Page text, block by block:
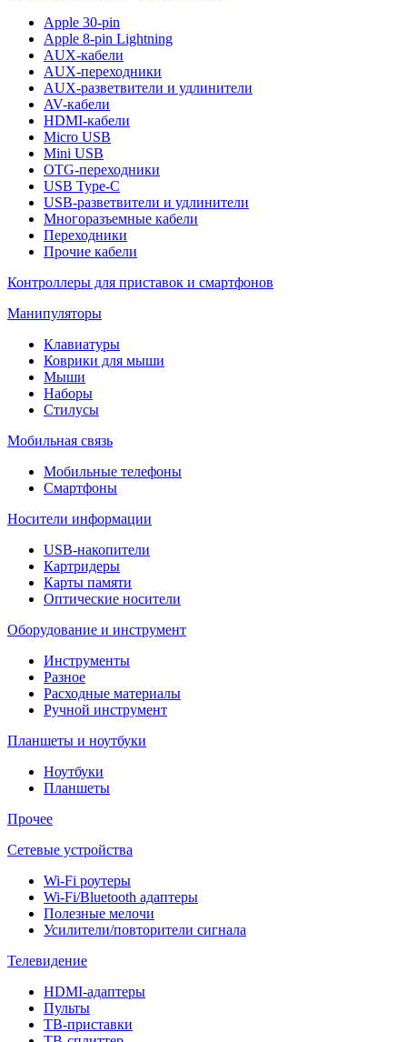
Apple 30-pin
Apple 8-pin Lightning
AUX-кабели
AUX-переходники
AUX-разветвители и удлинители
AV-кабели
HDMI-кабели
Micro USB
Mini USB
OTG-переходники
USB Type-C
USB-разветвители и удлинители
Многоразъемные кабели
Переходники
Прочие кабели
Контроллеры для приставок и смартфонов
Манипуляторы
Клавиатуры
Коврики для мыши
Мыши
Наборы
Стилусы
Мобильная связь
Мобильные телефоны
Смартфоны
Носители информации
USB-накопители
Картридеры
Карты памяти
Оптические носители
Оборудование и инструмент
Инструменты
Разное
Расходные материалы
Ручной инструмент
Планшеты и ноутбуки
Ноутбуки
Планшеты
Прочее
Сетевые устройства
Wi-Fi роутеры
Wi-Fi/Bluetooth адаптеры
Полезные мелочи
Усилители/повторители сигнала
Телевидение
HDMI-адаптеры
Пульты
ТВ-приставки